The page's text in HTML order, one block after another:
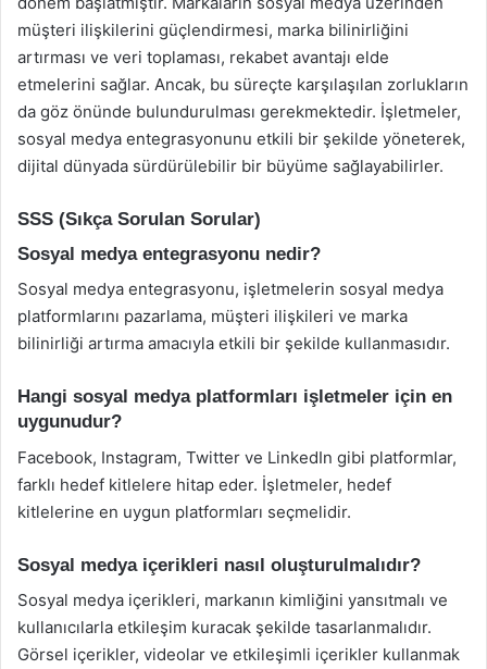
müşteri ilişkilerini güçlendirmesi, marka bilinirliğini
artırması ve veri toplaması, rekabet avantajı elde
etmelerini sağlar. Ancak, bu süreçte karşılaşılan zorlukların
da göz önünde bulundurulması gerekmektedir. İşletmeler,
sosyal medya entegrasyonunu etkili bir şekilde yöneterek,
dijital dünyada sürdürülebilir bir büyüme sağlayabilirler.
SSS (Sıkça Sorulan Sorular)
Sosyal medya entegrasyonu nedir?
Sosyal medya entegrasyonu, işletmelerin sosyal medya
platformlarını pazarlama, müşteri ilişkileri ve marka
bilinirliği artırma amacıyla etkili bir şekilde kullanmasıdır.
Hangi sosyal medya platformları işletmeler için en
uygunudur?
Facebook, Instagram, Twitter ve LinkedIn gibi platformlar,
farklı hedef kitlelere hitap eder. İşletmeler, hedef
kitlelerine en uygun platformları seçmelidir.
Sosyal medya içerikleri nasıl oluşturulmalıdır?
Sosyal medya içerikleri, markanın kimliğini yansıtmalı ve
kullanıcılarla etkileşim kuracak şekilde tasarlanmalıdır.
Görsel içerikler, videolar ve etkileşimli içerikler kullanmak